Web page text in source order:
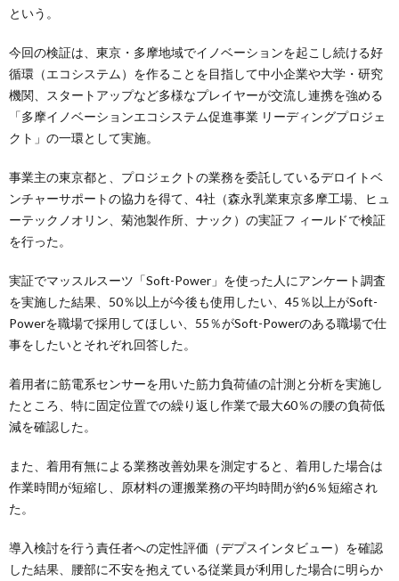
という。
今回の検証は、東京・多摩地域でイノベーションを起こし続ける好
循環（エコシステム）を作ることを目指して中小企業や大学・研究
機関、スタートアップなど多様なプレイヤーが交流し連携を強める
「多摩イノベーションエコシステム促進事業 リーディングプロジェ
クト」の一環として実施。
事業主の東京都と、プロジェクトの業務を委託しているデロイトベ
ンチャーサポートの協力を得て、4社（森永乳業東京多摩工場、ヒュ
ーテックノオリン、菊池製作所、ナック）の実証フ ィールドで検証
を行った。
実証でマッスルスーツ「Soft-Power」を使った人にアンケート調査
を実施した結果、50％以上が今後も使用したい、45％以上がSoft-
Powerを職場で採用してほしい、55％がSoft-Powerのある職場で仕
事をしたいとそれぞれ回答した。
着用者に筋電系センサーを用いた筋力負荷値の計測と分析を実施し
たところ、特に固定位置での繰り返し作業で最大60％の腰の負荷低
減を確認した。
また、着用有無による業務改善効果を測定すると、着用した場合は
作業時間が短縮し、原材料の運搬業務の平均時間が約6％短縮され
た。
導入検討を行う責任者への定性評価（デプスインタビュー）を確認
した結果、腰部に不安を抱えている従業員が利用した場合に明らか